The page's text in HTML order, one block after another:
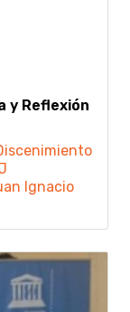
y Reflexión
Ignacio